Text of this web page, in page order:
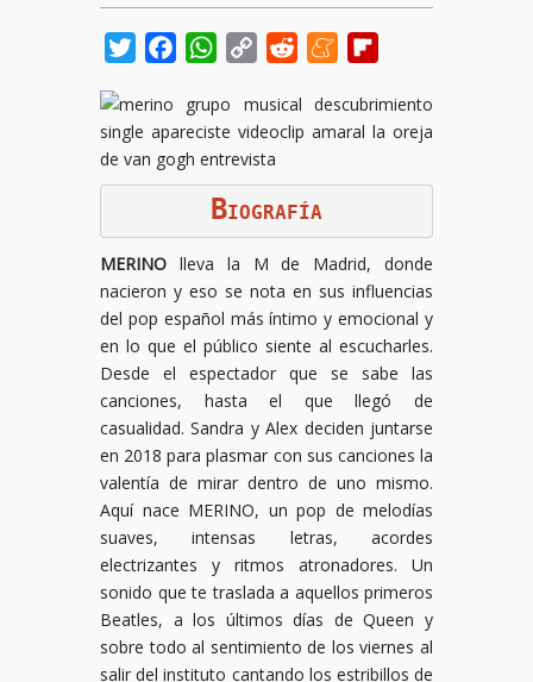
TwitterFacebookWhatsApp
Copy
Reddit Meneame
BIOGRAFÍA
MERINO lleva la M de Madrid, donde
nacieron y eso se nota en sus influencias
del pop español más íntimo y emocional y
en lo que el público siente al escucharles.
Desde el espectador que se sabe las
canciones, hasta el que llegó de
casualidad. Sandra y Alex deciden juntarse
en 2018 para plasmar con sus canciones la
valentía de mirar dentro de uno mismo.
Aquí nace MERINO, un pop de melodías
suaves, intensas letras, acordes
electrizantes y ritmos atronadores. Un
sonido que te traslada a aquellos primeros
Beatles, a los últimos días de Queen y
sobre todo al sentimiento de los viernes al
salir del instituto cantando los estribillos de